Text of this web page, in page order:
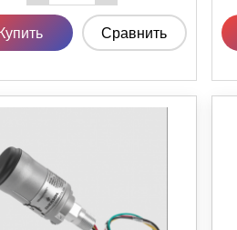
Сравнить